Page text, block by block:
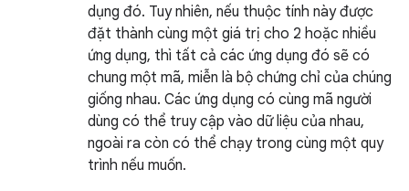
dụng đó. Tuy nhiên, nếu thuộc tính này được
đặt thành cùng một giá trị cho 2 hoặc nhiều
ứng dụng, thì tất cả các ứng dụng đó sẽ có
chung một mã, miễn là bộ chứng chỉ của chúng
giống nhau. Các ứng dụng có cùng mã người
dùng có thể truy cập vào dữ liệu của nhau,
ngoài ra còn có thể chạy trong cùng một quy
trình nếu muốn.